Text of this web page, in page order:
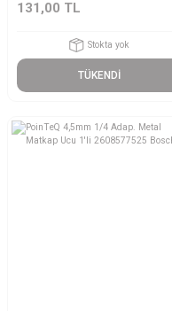
131,00 TL
Stokta yok
TÜKENDİ